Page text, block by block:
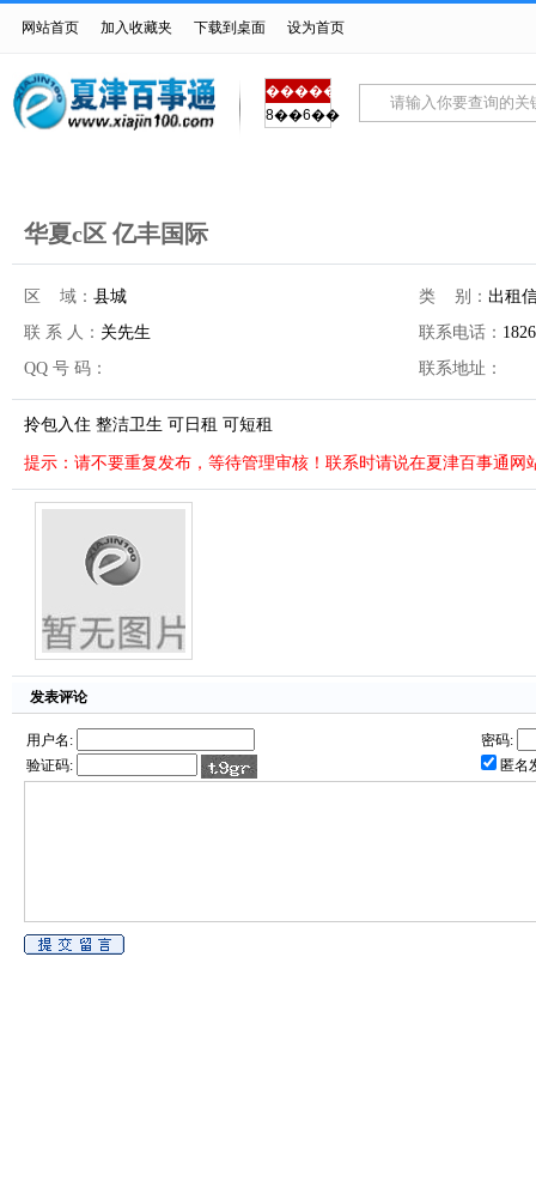
网站首页 加入收藏夹 下载到桌面 设为首页
������
8��6��
华夏c区 亿丰国际
区 域： 县城 类 别： 出租
联 系 人： 关先生 联系电话：
QQ 号 码：
联系地址：
拎包入住 整洁卫生 可日租 可短租
提示：请不要重复发布，等待管理审核！联系时请说在夏津百事通网
发表评论
用户名:
密码:
验证码:
匿名